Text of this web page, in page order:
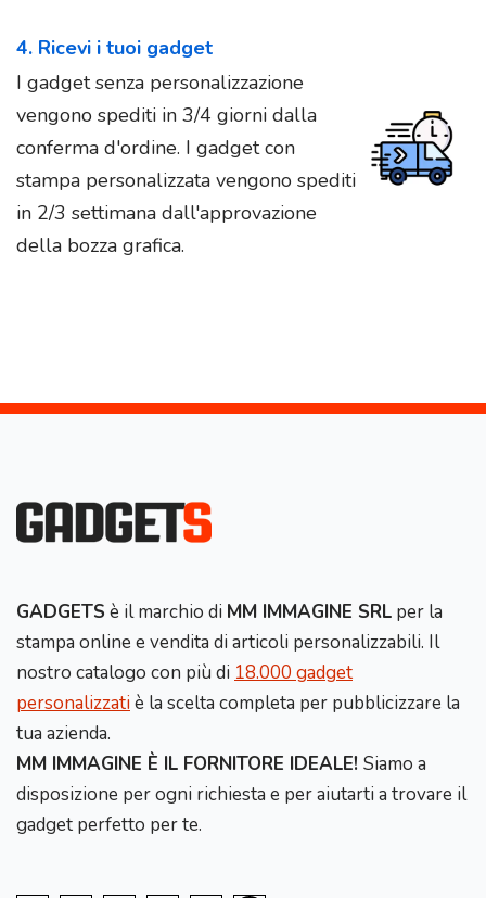
4. Ricevi i tuoi gadget
I gadget senza personalizzazione
vengono spediti in 3/4 giorni dalla
conferma d'ordine. I gadget con
stampa personalizzata vengono spediti
in 2/3 settimana dall'approvazione
della bozza grafica.
GADGETS è il marchio di MM IMMAGINE SRL per la
stampa online e vendita di articoli personalizzabili. Il
nostro catalogo con più di 18.000 gadget
personalizzatiè la scelta completa per pubblicizzare la
tua azienda.
MM IMMAGINE È IL FORNITORE IDEALE! Siamo a
disposizione per ogni richiesta e per aiutarti a trovare il
gadget perfetto per te.